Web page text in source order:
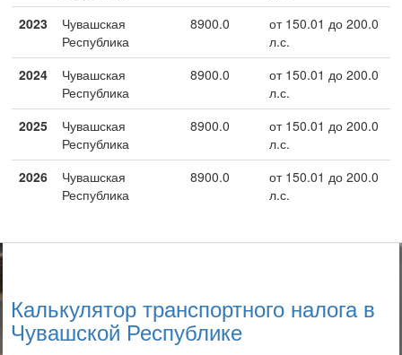
2023
Чувашская
Республика
8900.0
от 150.01 до 200.0
л.с.
2024
Чувашская
Республика
8900.0
от 150.01 до 200.0
л.с.
2025
Чувашская
Республика
8900.0
от 150.01 до 200.0
л.с.
2026
Чувашская
Республика
8900.0
от 150.01 до 200.0
л.с.
Калькулятор транспортного налога в
Чувашской Республике